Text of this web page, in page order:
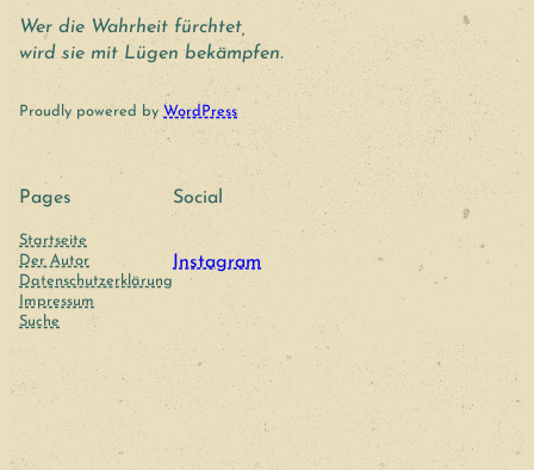
Wer die Wahrheit fürchtet,
wird sie mit Lügen bekämpfen.
Proudly powered by WordPress
Pages
Startseite
Der Autor
Datenschutzerklärung
Impressum
Suche
Social
Instagram